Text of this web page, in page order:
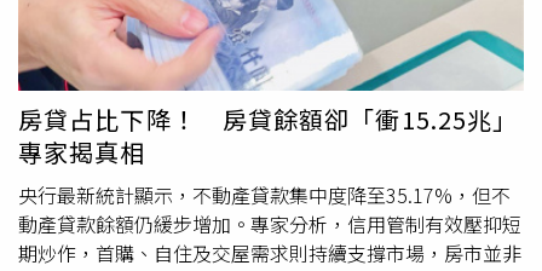
具，民眾看房查實價登錄免留個資。（圖片提供／實價雷
達）除了成交行情外，近年不少購屋族也開始重視住宅周邊
環境資訊，例如土壤液化、淹水潛勢及活動斷層等公開圖
資。平台進一步整合相關政府公開資料，讓民眾在查詢地址
時，也能同步了解周邊環境資訊，作為購屋評估時的參考依
據。相關內容皆引用政府公開圖資，不代表對房屋安全性作
出保證，仍建議消費者搭配專業評估與現場勘查。實價雷達
執行長張紘甡表示，近年不少民眾習慣先自行蒐集資訊，再
決定是否安排賞屋，希望降低資訊不對稱帶來的不確定性，
房貸占比下降！ 房貸餘額卻「衝15.25兆」
專家揭真相
央行最新統計顯示，不動產貸款集中度降至35.17%，但不
動產貸款餘額仍緩步增加。專家分析，信用管制有效壓抑短
期炒作，首購、自住及交屋需求則持續支撐市場，房市並非